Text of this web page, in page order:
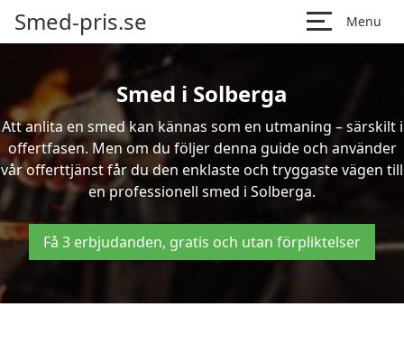
Smed-pris.se Menu
Smed i Solberga
Att anlita en smed kan kännas som en utmaning – särskilt i
offertfasen. Men om du följer denna guide och använder
vår offerttjänst får du den enklaste och tryggaste vägen till
en professionell smed i Solberga.
Få 3 erbjudanden, gratis och utan förpliktelser